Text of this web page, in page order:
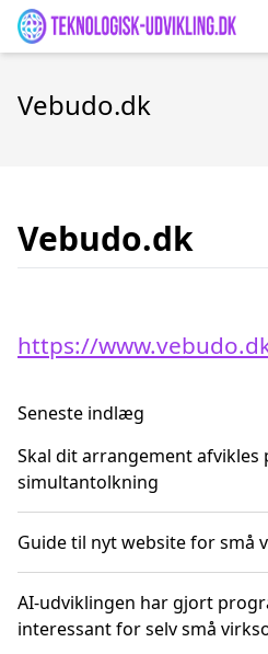
Vebudo.dk
Vebudo.dk
https://
Seneste indlæg
Skal dit arrangement afvikles
simultantolkning
Guide til nyt website for små
AI-udviklingen har gjort
interessant for selv små